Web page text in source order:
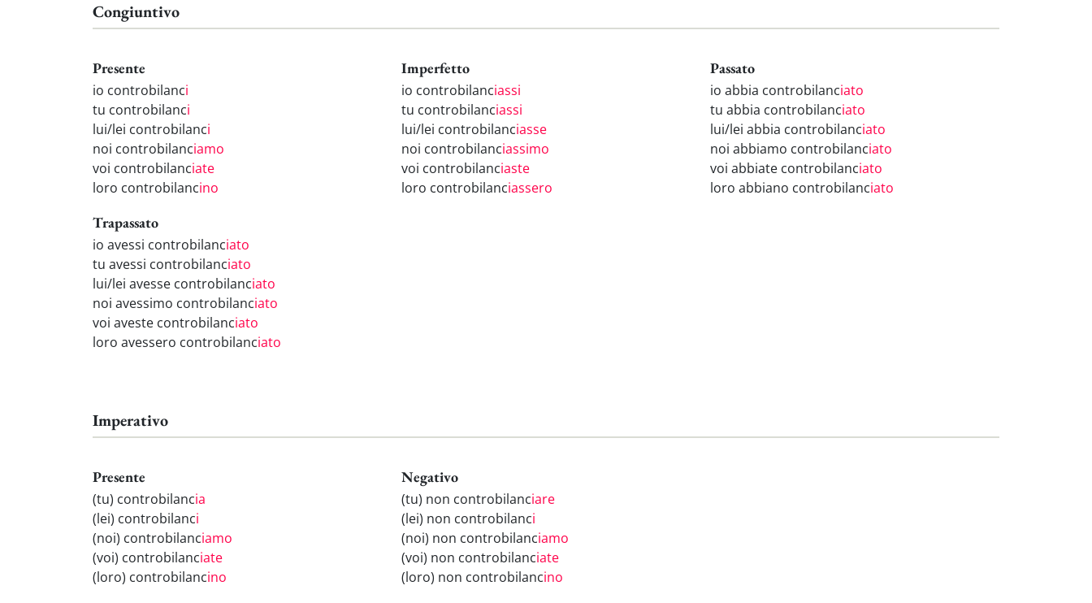
Congiuntivo
Presente
io controbilanci
tu controbilanci
lui/lei controbilanci
noi controbilanciamo
voi controbilanciate
loro controbilancino
Imperfetto
io controbilanciassi
tu controbilanciassi
lui/lei controbilanciasse
noi controbilanciassimo
voi controbilanciaste
loro controbilanciassero
Passato
io abbia controbilanciato
tu abbia controbilanciato
lui/lei abbia controbilanciato
noi abbiamo controbilanciato
voi abbiate controbilanciato
loro abbiano controbilanciato
Trapassato
io avessi controbilanciato
tu avessi controbilanciato
lui/lei avesse controbilanciato
noi avessimo controbilanciato
voi aveste controbilanciato
loro avessero controbilanciato
Imperativo
Presente
(tu) controbilancia
(lei) controbilanci
(noi) controbilanciamo
(voi) controbilanciate
(loro) controbilancino
Negativo
(tu) non controbilanciare
(lei) non controbilanci
(noi) non controbilanciamo
(voi) non controbilanciate
(loro) non controbilancino